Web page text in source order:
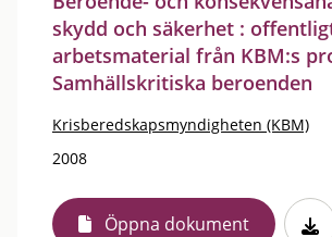
skydd och säkerhet :
arbetsmaterial från KBM:s
Samhällskritiska beroenden
Krisberedskapsmyndigheten (KBM)
2008
Öppna dokument